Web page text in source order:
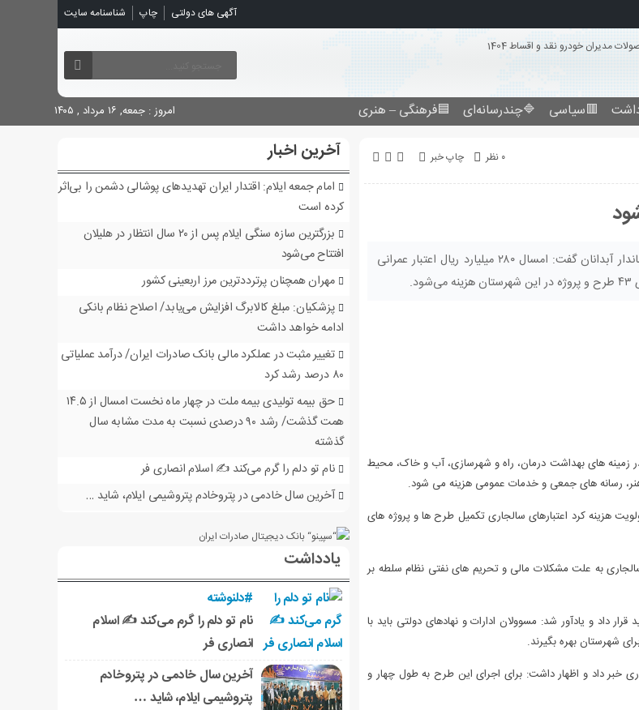
آگهی های دولتی چاپ شناسنامه سایت
🟥سیاسی 🔷چندرسانه‌ای 🟦فرهنگی – هنری امروز : جمعه, ۱۶ مرداد , ۱۴۰۵
چاپ خبر ۰ نظر
ایلام - فرماندار آبدانان گفت: امسال ۲۸۰ میلیارد ریال اعتبار عمرانی
در زمینه های بهداشت درمان، راه و شهرسازی، آب و خاک، محیط
رسانه های جمعی و خدمات عمومی هزینه می شود.
اولویت هزینه کرد اعتبارهای سالجاری تکمیل طرح ها و پروژه های
این شهرستان ۳۸۰ میلیارد ریال بود که در سالجاری به علت مشکلات مالی و تحریم های نفتی نظام سلطه بر
داد و یادآور شد: مسوولان ادارات و نهادهای دولتی باید با
شهرستان بهره بگیرند.
خبر داد و اظهار داشت: برای اجرای این طرح به طول چهار و
آخرین اخبار
امام جمعه ایلام: اقتدار ایران تهدیدهای پوشالی دشمن را بی‌اثر
کرده است
بزرگترین سازه سنگی ایلام پس از ۲۰ سال انتظار در هلیلان
افتتاح می‌شود
مهران همچنان پرترددترین مرز اربعینی کشور
پزشکیان: مبلغ کالابرگ افزایش می‌یابد/ اصلاح نظام بانکی
ادامه خواهد داشت
تغییر مثبت در عملکرد مالی بانک صادرات ایران/ درآمد عملیاتی
۸۰ درصد رشد کرد
حق بیمه تولیدی بیمه ملت در چهار ماه نخست امسال از ۱۴.۵
همت گذشت/ رشد ۹۰ درصدی نسبت به مدت مشابه سال
گذشته
نام تو دلم را گرم می‌کند ✍️ اسلام انصاری فر
آخرین سال خادمی در پتروخادم پتروشیمی ایلام، شاید …
یادداشت
#دلنوشته
نام تو دلم را گرم می‌کند ✍️ اسلام
انصاری فر
آخرین سال خادمی در پتروخادم
پتروشیمی ایلام، شاید …